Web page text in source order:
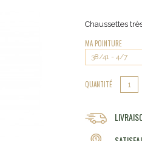
Chaussettes
MA POINTURE
38/41 - 4/7
QUANTITÉ